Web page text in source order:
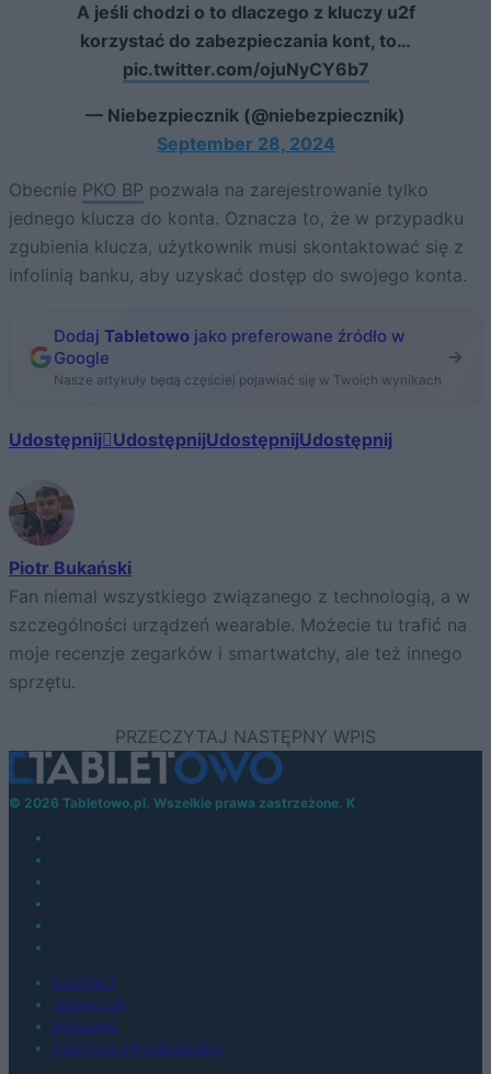
A jeśli chodzi o to dlaczego z kluczy u2f
korzystać do zabezpieczania kont, to…
pic.twitter.com/ojuNyCY6b7
— Niebezpiecznik (@niebezpiecznik)
September 28, 2024
Obecnie PKO BP pozwala na zarejestrowanie tylko
jednego klucza do konta. Oznacza to, że w przypadku
zgubienia klucza, użytkownik musi skontaktować się z
infolinią banku, aby uzyskać dostęp do swojego konta.
Dodaj Tabletowo jako preferowane źródło w
Google
Nasze artykuły będą częściej pojawiać się w Twoich wynikach
Udostępnij UdostępnijUdostępnijUdostępnij
Piotr Bukański
Fan niemal wszystkiego związanego z technologią, a w
szczególności urządzeń wearable. Możecie tu trafić na
moje recenzje zegarków i smartwatchy, ale też innego
sprzętu.
© 2026 Tabletowo.pl. Wszelkie prawa zastrzeżone. K
KONTAKT
REDAKCJA
REKLAMA
POLITYKA PRYWATNOŚCI